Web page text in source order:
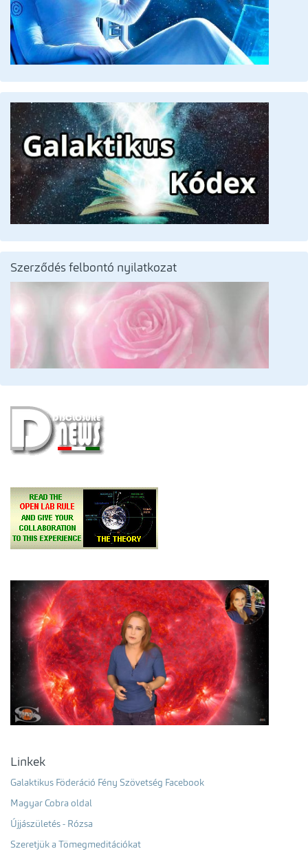
Szerződés felbontó nyilatkozat
Linkek
Galaktikus Föderáció Fény Szövetség Facebook
Magyar Cobra oldal
Újjászületés - Rózsa
Szeretjük a Tömegmeditációkat